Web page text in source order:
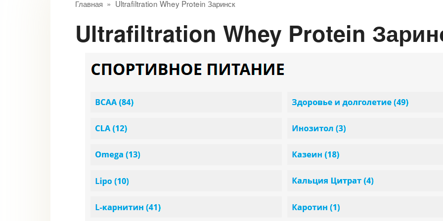
Главная » Ultrafiltration Whey Protein Заринск
Ultrafiltration Whey Protein